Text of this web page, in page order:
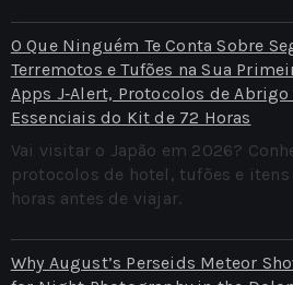
O Que Ninguém Te Conta Sobre
Terremotos e Tufões na Sua
Apps J‑Alert, Protocolos de
Essenciais do Kit de 72 Horas
Vai visitar o Japão em 2026?
protocolos de hotel, tufões e itens
horas antes de viajar.
Why August’s Perseids Meteor